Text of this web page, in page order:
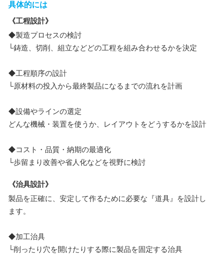
具体的には
《工程設計》
◆製造プロセスの検討
└鋳造、切削、組立などどの工程を組み合わせるかを決定
◆工程順序の設計
└原材料の投入から最終製品になるまでの流れを計画
◆設備やラインの選定
どんな機械・装置を使うか、レイアウトをどうするかを設計
◆コスト・品質・納期の最適化
└歩留まり改善や省人化などを視野に検討
《治具設計》
製品を正確に、安定して作るために必要な『道具』を設計し
ます。
◆加工治具
└削ったり穴を開けたりする際に製品を固定する治具